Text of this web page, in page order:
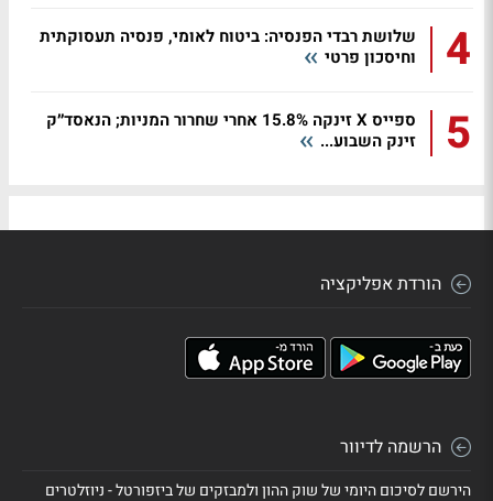
4
שלושת רבדי הפנסיה: ביטוח לאומי, פנסיה תעסוקתית
וחיסכון פרטי
5
ספייס X זינקה 15.8% אחרי שחרור המניות; הנאסד״ק
זינק השבוע...
הורדת אפליקציה
הרשמה לדיוור
הירשם לסיכום היומי של שוק ההון ולמבזקים של ביזפורטל - ניוזלטרים